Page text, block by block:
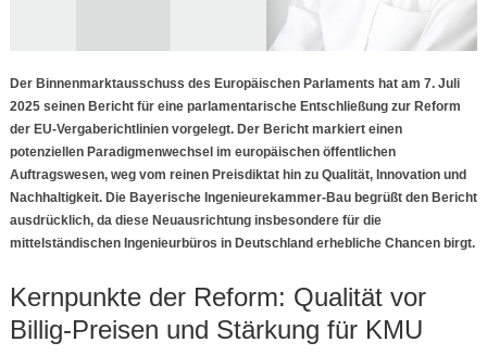
Der Binnenmarktausschuss des Europäischen Parlaments hat am 7. Juli
2025 seinen Bericht für eine parlamentarische Entschließung zur Reform
der EU-Vergaberichtlinien vorgelegt. Der Bericht markiert einen
potenziellen Paradigmenwechsel im europäischen öffentlichen
Auftragswesen, weg vom reinen Preisdiktat hin zu Qualität, Innovation und
Nachhaltigkeit. Die Bayerische Ingenieurekammer-Bau begrüßt den Bericht
ausdrücklich, da diese Neuausrichtung insbesondere für die
mittelständischen Ingenieurbüros in Deutschland erhebliche Chancen birgt.
Kernpunkte der Reform: Qualität vor
Billig-Preisen und Stärkung für KMU